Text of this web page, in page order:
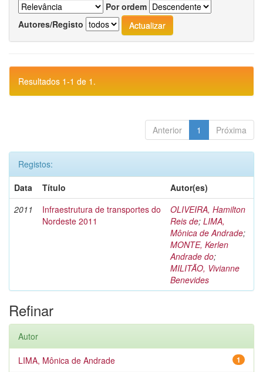
Por ordem
Autores/Registo
Resultados 1-1 de 1.
Anterior 1 Próxima
Registos:
Data
Título
Autor(es)
2011
Infraestrutura de transportes do
Nordeste 2011
OLIVEIRA, Hamilton
Reis de; LIMA,
Mônica de Andrade;
MONTE, Kerlen
Andrade do;
MILITÃO, Vivianne
Benevides
Refinar
Autor
1
LIMA, Mônica de Andrade